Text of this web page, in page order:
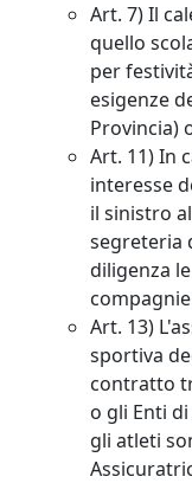
Art. 7) Il
quello
per
esigenze
Provincia)
Art. 11) In
interesse
il sinistro
segreteria
diligenza
Art. 13)
sportiva
contratto
o gli Enti
gli atleti